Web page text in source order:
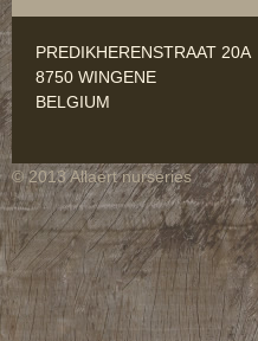
PREDIKHERENSTRAAT 20A
8750 WINGENE
BELGIUM
© 2013 Allaert nurseries